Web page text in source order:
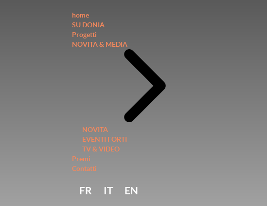
home
SU DONIA
Progetti
NOVITA & MEDIA
NOVITA
EVENTI FORTI
TV & VIDEO
Premi
Contatti
FR IT EN